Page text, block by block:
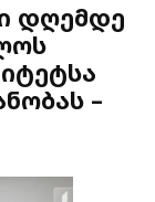
დღემდე
–